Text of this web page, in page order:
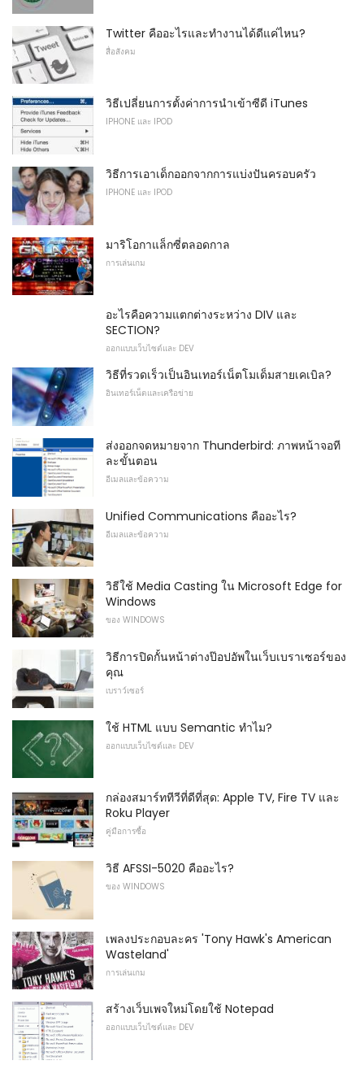
Twitter คืออะไรและทำงานได้ดีแค่ไหน?
สื่อสังคม
วิธีเปลี่ยนการตั้งค่าการนำเข้าซีดี iTunes
IPHONE และ IPOD
วิธีการเอาเด็กออกจากการแบ่งปันครอบครัว
IPHONE และ IPOD
มาริโอกาแล็กซี่ตลอดกาล
การเล่นเกม
อะไรคือความแตกต่างระหว่าง DIV และ
SECTION?
ออกแบบเว็บไซต์และ DEV
วิธีที่รวดเร็วเป็นอินเทอร์เน็ตโมเด็มสายเคเบิล?
อินเทอร์เน็ตและเครือข่าย
ส่งออกจดหมายจาก Thunderbird: ภาพหน้าจอที
ละขั้นตอน
อีเมลและข้อความ
Unified Communications คืออะไร?
อีเมลและข้อความ
วิธีใช้ Media Casting ใน Microsoft Edge for
Windows
ของ WINDOWS
วิธีการปิดกั้นหน้าต่างป๊อปอัพในเว็บเบราเซอร์ของ
คุณ
เบราว์เซอร์
ใช้ HTML แบบ Semantic ทำไม?
ออกแบบเว็บไซต์และ DEV
กล่องสมาร์ททีวีที่ดีที่สุด: Apple TV, Fire TV และ
Roku Player
คู่มือการซื้อ
วิธี AFSSI-5020 คืออะไร?
ของ WINDOWS
เพลงประกอบละคร 'Tony Hawk's American
Wasteland'
การเล่นเกม
สร้างเว็บเพจใหม่โดยใช้ Notepad
ออกแบบเว็บไซต์และ DEV